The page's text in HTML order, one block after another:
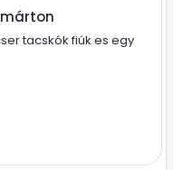
tacskók fiúk es egy